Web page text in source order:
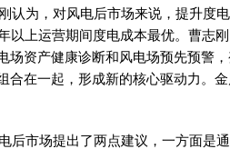
为，对风电后市场来说，提升度
以上运营期间度电成本最优。曹
场资产健康诊断和风电场预先预警
合在一起，形成新的核心驱动力。
市场提出了两点建议，一方面是